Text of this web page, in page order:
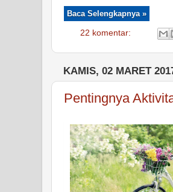
Baca Selengkapnya »
22 komentar:
KAMIS, 02 MARET
Pentingnya